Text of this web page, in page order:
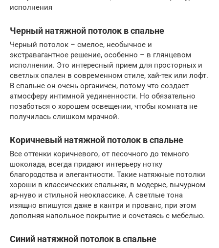
исполнения
Черный натяжной потолок в спальне
Черный потолок – смелое, необычное и
экстравагантное решение, особенно – в глянцевом
исполнении. Это интересный прием для просторных и
светлых спален в современном стиле, хай-тек или лофт.
В спальне он очень органичен, потому что создает
атмосферу интимной уединенности. Но обязательно
позаботься о хорошем освещении, чтобы комната не
получилась слишком мрачной.
Коричневый натяжной потолок в спальне
Все оттенки коричневого, от песочного до темного
шоколада, всегда придают интерьеру нотку
благородства и элегантности. Такие натяжные потолки
хороши в классических спальнях, в модерне, вычурном
ар-нуво и стильной неоклассике. А светлые тона
изящно впишутся даже в кантри и прованс, при этом
дополняя напольное покрытие и сочетаясь с мебелью.
Синий натяжной потолок в спальне